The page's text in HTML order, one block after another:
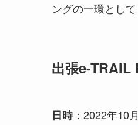
ングの一環とし
出張e-TRAIL
日時：2022年10